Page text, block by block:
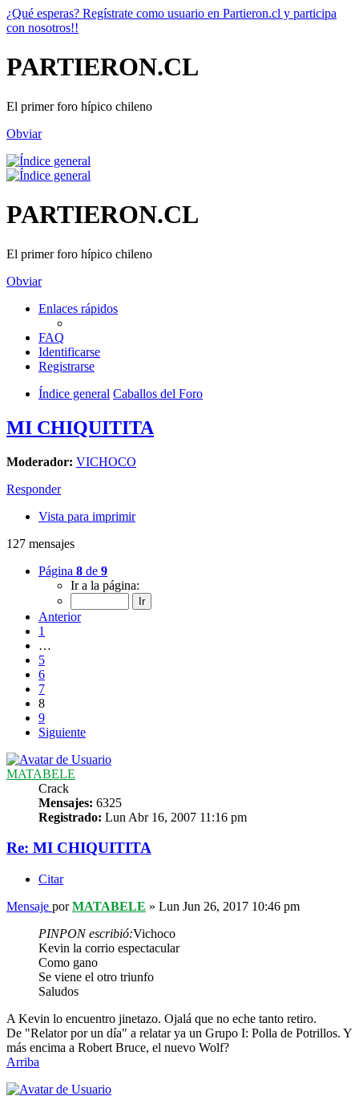
¿Qué esperas? Regístrate como usuario en Partieron.cl y participa
con nosotros!!
PARTIERON.CL
El primer foro hípico chileno
Obviar
PARTIERON.CL
El primer foro hípico chileno
Obviar
Enlaces rápidos
FAQ
Identificarse
Registrarse
Índice general Caballos del Foro
MI CHIQUITITA
Moderador: VICHOCO
Responder
Vista para imprimir
127 mensajes
Página 8 de 9
Ir a la página:
Anterior
1
…
5
6
7
8
9
Siguiente
MATABELE
Crack
Mensajes: 6325
Registrado: Lun Abr 16, 2007 11:16 pm
Re: MI CHIQUITITA
Citar
Mensaje porMATABELE » Lun Jun 26, 2017 10:46 pm
PINPON escribió:Vichoco
Kevin la corrio espectacular
Como gano
Se viene el otro triunfo
Saludos
A Kevin lo encuentro jinetazo. Ojalá que no eche tanto retiro.
De "Relator por un día" a relatar ya un Grupo I: Polla de Potrillos. Y
más encima a Robert Bruce, el nuevo Wolf?
Arriba